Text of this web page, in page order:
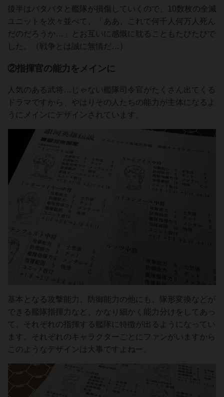
後半はバタバタと艦隊が損傷していくので、10数枚の全滅
ユニットを次々並べて、「ああ、これで何千人何万人死ん
だのだろうか…」とお互いに感慨に耽ることもたびたびで
した。（戦争とは誠に無情だ…）
②指揮官の能力をメインに
人気のある武将…じゃない艦隊司令官がたくさん出てくる
ドラマですから、やはりその人たちの能力が主体になるよ
うにメインにデザインされています。
基本となる攻撃能力、防御能力の他にも、隊形変換などが
できる艦隊指揮力など、かなり細かく能力分けをしてあっ
て、それぞれの指揮する艦隊に特徴が出るようになってい
ます。それぞれのキャラクターごとにファンがいますから
このようなデザインは大事ですよねー。